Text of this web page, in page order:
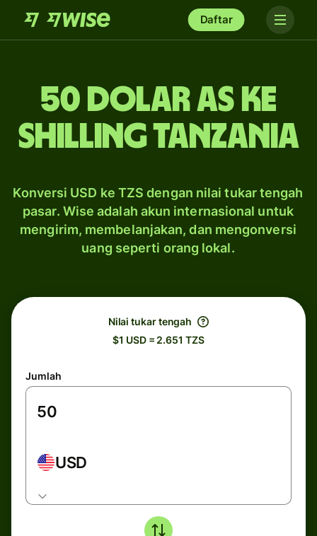
Daftar
50 dolar AS ke
shilling Tanzania
Konversi USD ke TZS dengan nilai tukar tengah
pasar. Wise adalah akun internasional untuk
mengirim, membelanjakan, dan mengonversi
uang seperti orang lokal.
Nilai tukar tengah
$1 USD = 2.651 TZS
Jumlah
USD